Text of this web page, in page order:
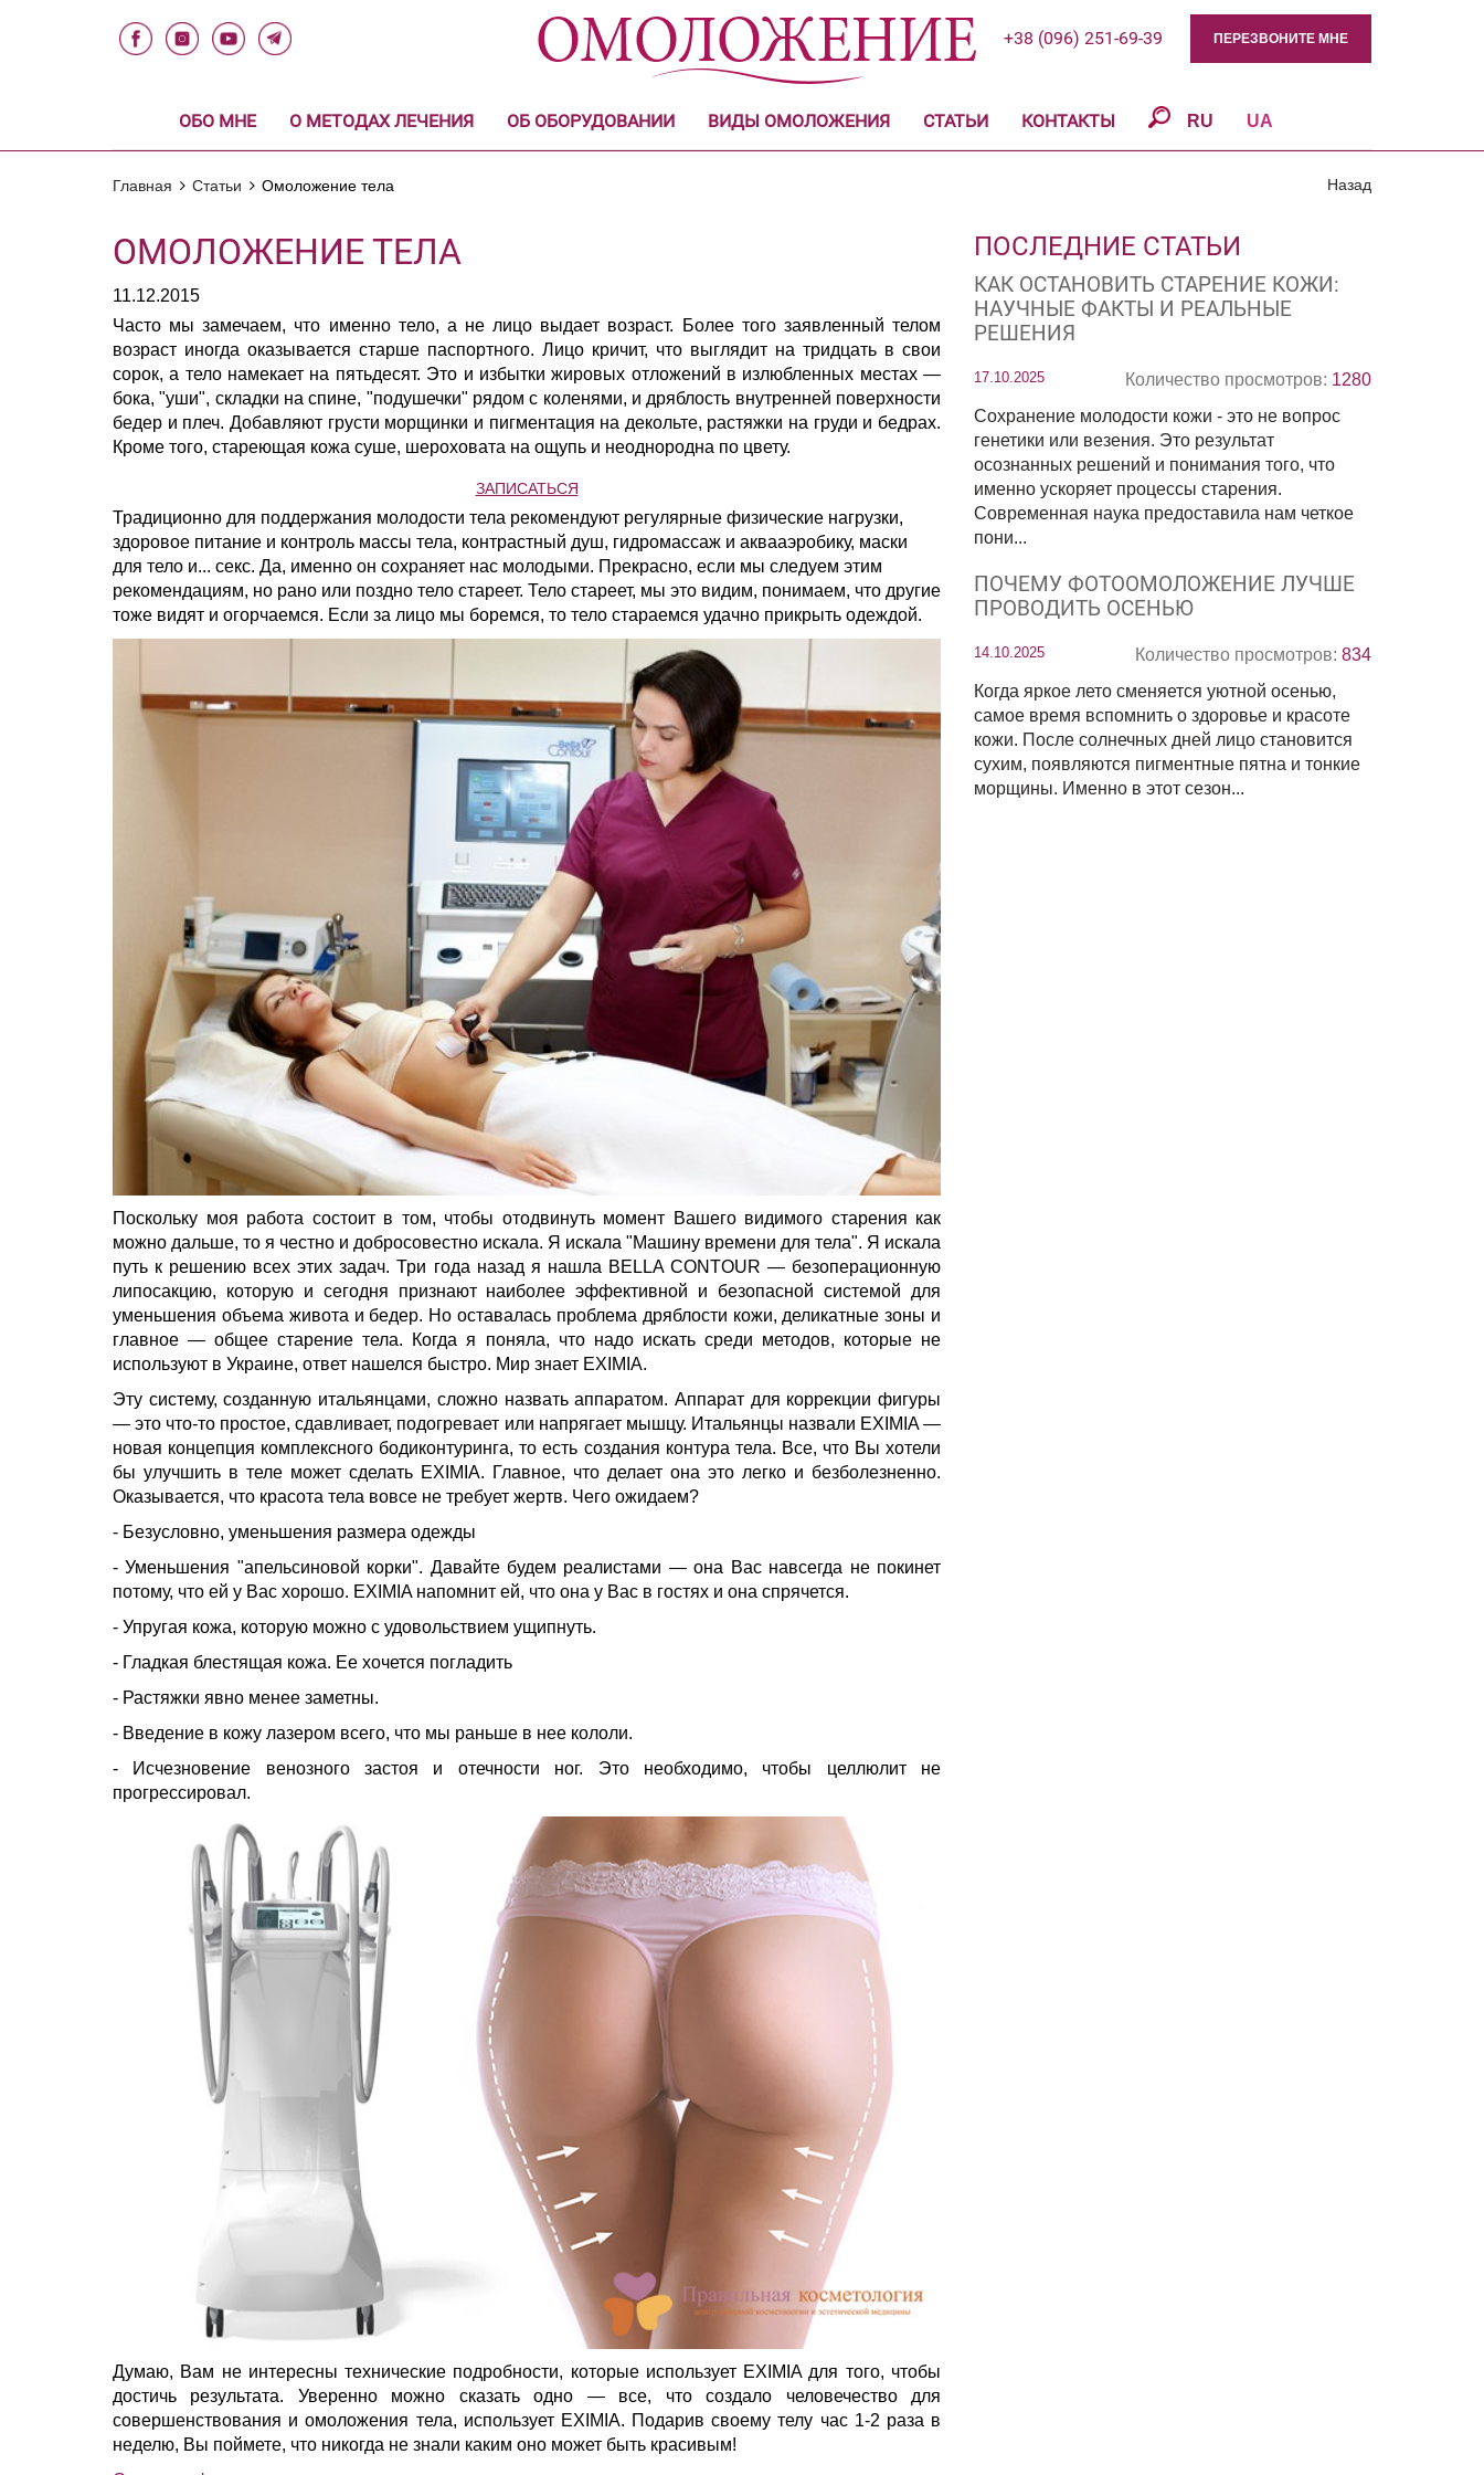
+38 (096) 251-69-39 ПЕРЕЗВОНИТЕ МНЕ
ОБО МНЕ О МЕТОДАХ ЛЕЧЕНИЯ ОБ ОБОРУДОВАНИИ ВИДЫ ОМОЛОЖЕНИЯ СТАТЬИ КОНТАКТЫ RU UA
Назад
Главная Статьи Омоложение тела
ОМОЛОЖЕНИЕ ТЕЛА
11.12.2015
Часто мы замечаем, что именно тело, а не лицо выдает возраст. Более того заявленный телом
возраст иногда оказывается старше паспортного. Лицо кричит, что выглядит на тридцать в свои
сорок, а тело намекает на пятьдесят. Это и избытки жировых отложений в излюбленных местах —
бока, "уши", складки на спине, "подушечки" рядом с коленями, и дряблость внутренней поверхности
бедер и плеч. Добавляют грусти морщинки и пигментация на декольте, растяжки на груди и бедрах.
Кроме того, стареющая кожа суше, шероховата на ощупь и неоднородна по цвету.
ЗАПИСАТЬСЯ
Традиционно для поддержания молодости тела рекомендуют регулярные физические нагрузки,
здоровое питание и контроль массы тела, контрастный душ, гидромассаж и аквааэробику, маски
для тело и... секс. Да, именно он сохраняет нас молодыми. Прекрасно, если мы следуем этим
рекомендациям, но рано или поздно тело стареет. Тело стареет, мы это видим, понимаем, что другие
тоже видят и огорчаемся. Если за лицо мы боремся, то тело стараемся удачно прикрыть одеждой.
Поскольку моя работа состоит в том, чтобы отодвинуть момент Вашего видимого старения как
можно дальше, то я честно и добросовестно искала. Я искала "Машину времени для тела". Я искала
путь к решению всех этих задач. Три года назад я нашла BELLA CONTOUR — безоперационную
липосакцию, которую и сегодня признают наиболее эффективной и безопасной системой для
уменьшения объема живота и бедер. Но оставалась проблема дряблости кожи, деликатные зоны и
главное — общее старение тела. Когда я поняла, что надо искать среди методов, которые не
используют в Украине, ответ нашелся быстро. Мир знает EXIMIA.
Эту систему, созданную итальянцами, сложно назвать аппаратом. Аппарат для коррекции фигуры
— это что-то простое, сдавливает, подогревает или напрягает мышцу. Итальянцы назвали EXIMIA —
новая концепция комплексного бодиконтуринга, то есть создания контура тела. Все, что Вы хотели
бы улучшить в теле может сделать EXIMIA. Главное, что делает она это легко и безболезненно.
Оказывается, что красота тела вовсе не требует жертв. Чего ожидаем?
- Безусловно, уменьшения размера одежды
- Уменьшения "апельсиновой корки". Давайте будем реалистами — она Вас навсегда не покинет
потому, что ей у Вас хорошо. EXIMIA напомнит ей, что она у Вас в гостях и она спрячется.
- Упругая кожа, которую можно с удовольствием ущипнуть.
- Гладкая блестящая кожа. Ее хочется погладить
- Растяжки явно менее заметны.
- Введение в кожу лазером всего, что мы раньше в нее кололи.
- Исчезновение венозного застоя и отечности ног. Это необходимо, чтобы целлюлит не
прогрессировал.
Думаю, Вам не интересны технические подробности, которые использует EXIMIA для того, чтобы
достичь результата. Уверенно можно сказать одно — все, что создало человечество для
совершенствования и омоложения тела, использует EXIMIA. Подарив своему телу час 1-2 раза в
неделю, Вы поймете, что никогда не знали каким оно может быть красивым!
ПОСЛЕДНИЕ СТАТЬИ
КАК ОСТАНОВИТЬ СТАРЕНИЕ КОЖИ:
НАУЧНЫЕ ФАКТЫ И РЕАЛЬНЫЕ
РЕШЕНИЯ
17.10.2025 Количество просмотров: 1280
Сохранение молодости кожи - это не вопрос
генетики или везения. Это результат
осознанных решений и понимания того, что
именно ускоряет процессы старения.
Современная наука предоставила нам четкое
пони...
ПОЧЕМУ ФОТООМОЛОЖЕНИЕ ЛУЧШЕ
ПРОВОДИТЬ ОСЕНЬЮ
14.10.2025 Количество просмотров: 834
Когда яркое лето сменяется уютной осенью,
самое время вспомнить о здоровье и красоте
кожи. После солнечных дней лицо становится
сухим, появляются пигментные пятна и тонкие
морщины. Именно в этот сезон...